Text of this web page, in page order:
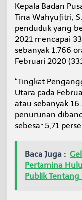
Kepala Badan
Tina Wahyufitri,
penduduk yang
2021 mencapai
sebanyak 1.766
Februari 2020
“Tingkat
Utara pada
atau sebanyak
penurunan
sebesar 5,71
Baca Juga :
Pertamina
Publik